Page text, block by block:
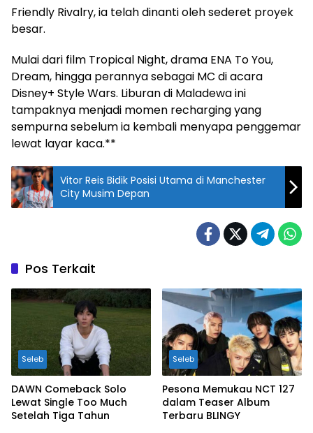
Friendly Rivalry, ia telah dinanti oleh sederet proyek
besar.
Mulai dari film Tropical Night, drama ENA To You,
Dream, hingga perannya sebagai MC di acara
Disney+ Style Wars. Liburan di Maladewa ini
tampaknya menjadi momen recharging yang
sempurna sebelum ia kembali menyapa penggemar
lewat layar kaca.**
Vitor Reis Bidik Posisi Utama di Manchester
City Musim Depan
Pos Terkait
Seleb
DAWN Comeback Solo
Lewat Single Too Much
Setelah Tiga Tahun
Seleb
Pesona Memukau NCT 127
dalam Teaser Album
Terbaru BLINGY